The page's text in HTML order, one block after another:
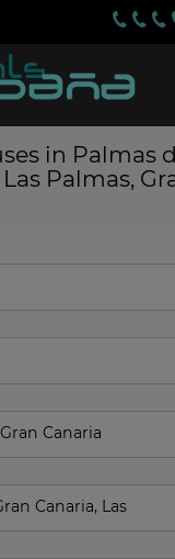
in Palmas
Palmas,